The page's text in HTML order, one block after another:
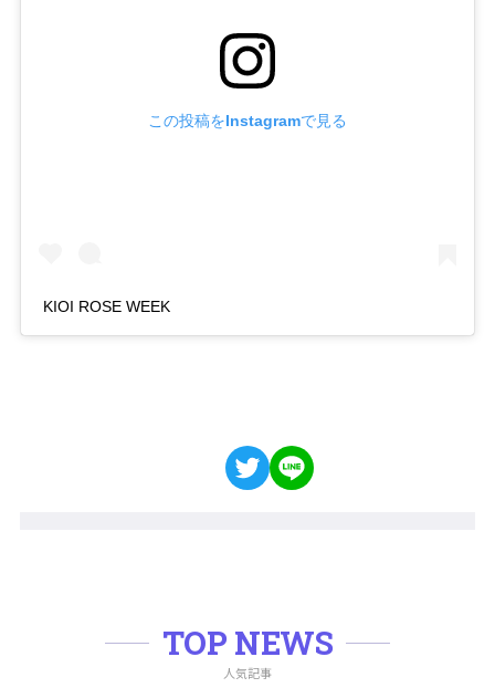
この投稿をInstagramで見る
KIOI ROSE WEEK
TOP NEWS
人気記事